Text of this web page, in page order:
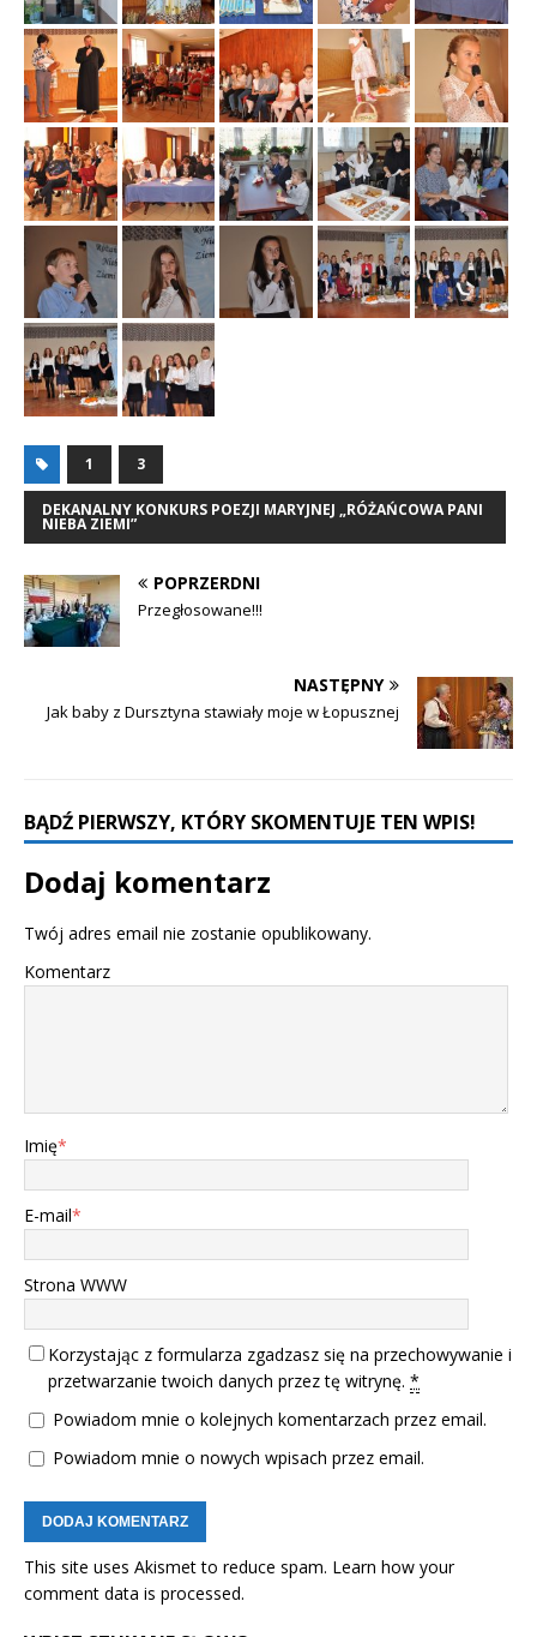
1 3
DEKANALNY KONKURS POEZJI MARYJNEJ „RÓŻAŃCOWA PANI
NIEBA ZIEMI”
POPRZERDNI
Przegłosowane!!!
NASTĘPNY
Jak baby z Dursztyna stawiały moje w Łopusznej
BĄDŹ PIERWSZY, KTÓRY SKOMENTUJE TEN WPIS!
Dodaj komentarz
Twój adres email nie zostanie opublikowany.
Komentarz
Imię*
E-mail*
Strona WWW
Korzystając z formularza zgadzasz się na przechowywanie i
przetwarzanie twoich danych przez tę witrynę. *
Powiadom mnie o kolejnych komentarzach przez email.
Powiadom mnie o nowych wpisach przez email.
This site uses Akismet to reduce spam. Learn how your
comment data is processed.